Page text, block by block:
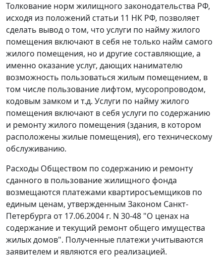
Толкование норм жилищного законодательства РФ,
исходя из положений статьи 11 НК РФ, позволяет
сделать вывод о том, что услуги по найму жилого
помещения включают в себя не только найм самого
жилого помещения, но и другие составляющие, а
именно оказание услуг, дающих нанимателю
возможность пользоваться жилым помещением, в
том числе пользование лифтом, мусоропроводом,
кодовым замком и т.д. Услуги по найму жилого
помещения включают в себя услуги по содержанию
и ремонту жилого помещения (здания, в котором
расположены жилые помещения), его техническому
обслуживанию.
Расходы Обществом по содержанию и ремонту
сданного в пользование жилищного фонда
возмещаются платежами квартиросъемщиков по
единым ценам, утвержденным Законом Санкт-
Петербурга от 17.06.2004 г. N 30-48 "О ценах на
содержание и текущий ремонт общего имущества
жилых домов". Полученные платежи учитываются
заявителем и являются его реализацией.